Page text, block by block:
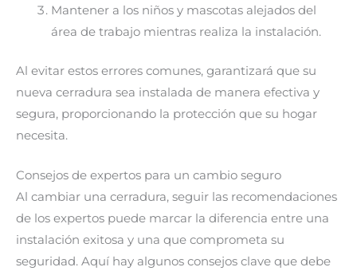
Mantener a los niños y mascotas alejados del
área de trabajo mientras realiza la instalación.
Al evitar estos errores comunes, garantizará que su
nueva cerradura sea instalada de manera efectiva y
segura, proporcionando la protección que su hogar
necesita.
Consejos de expertos para un cambio seguro
Al cambiar una cerradura, seguir las recomendaciones
de los expertos puede marcar la diferencia entre una
instalación exitosa y una que comprometa su
seguridad. Aquí hay algunos consejos clave que debe